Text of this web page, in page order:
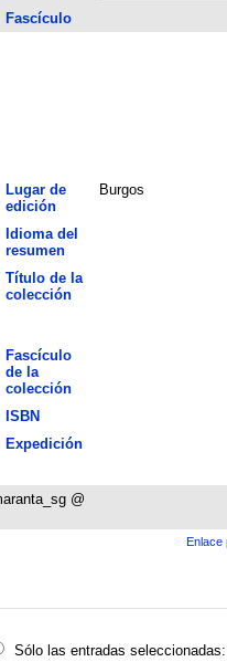
Fascículo
Lugar de
edición
Burgos
Idioma del
resumen
Título de la
colección
Fascículo
de la
colección
ISBN
Expedición
@
Enlace
Sólo las entradas seleccionadas: